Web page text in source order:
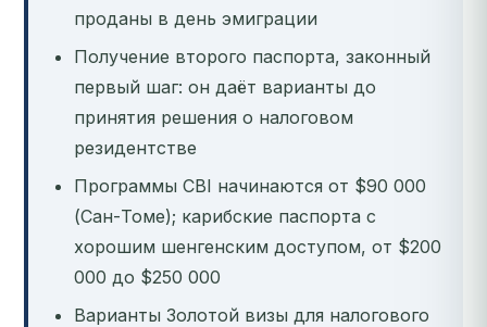
проданы в день эмиграции
Получение второго паспорта, законный
первый шаг: он даёт варианты до
принятия решения о налоговом
резидентстве
Программы CBI начинаются от $90 000
(Сан-Томе); карибские паспорта с
хорошим шенгенским доступом, от $200
000 до $250 000
Варианты Золотой визы для налогового